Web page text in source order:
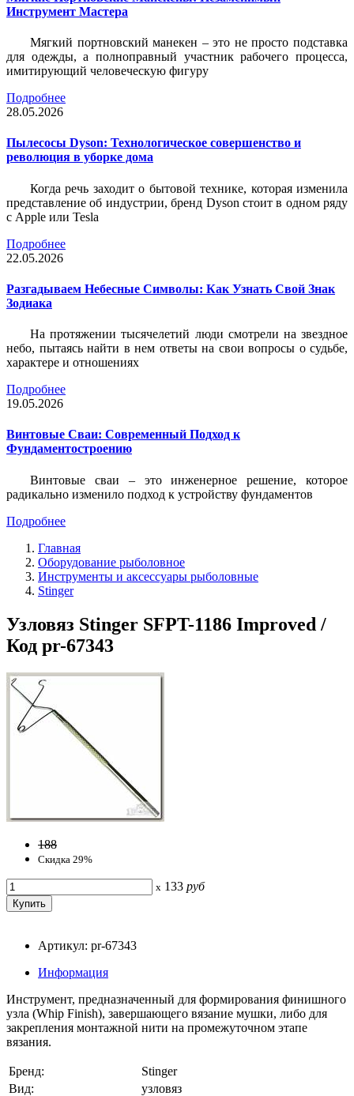
Инструмент Мастера
Мягкий портновский манекен – это не просто подставка
для одежды, а полноправный участник рабочего процесса,
имитирующий человеческую фигуру
Подробнее
28.05.2026
Пылесосы Dyson: Технологическое совершенство и
революция в уборке дома
Когда речь заходит о бытовой технике, которая изменила
представление об индустрии, бренд Dyson стоит в одном ряду
с Apple или Tesla
Подробнее
22.05.2026
Разгадываем Небесные Символы: Как Узнать Свой Знак
Зодиака
На протяжении тысячелетий люди смотрели на звездное
небо, пытаясь найти в нем ответы на свои вопросы о судьбе,
характере и отношениях
Подробнее
19.05.2026
Винтовые Сваи: Современный Подход к
Фундаментостроению
Винтовые сваи – это инженерное решение, которое
радикально изменило подход к устройству фундаментов
Подробнее
Главная
Оборудование рыболовное
Инструменты и аксессуары рыболовные
Stinger
Узловяз Stinger SFPT-1186 Improved /
Код pr-67343
188
Скидка 29%
x 133 руб
Артикул: pr-67343
Информация
Инструмент, предназначенный для формирования финишного
узла (Whip Finish), завершающего вязание мушки, либо для
закрепления монтажной нити на промежуточном этапе
вязания.
Бренд:
Stinger
Вид:
узловяз